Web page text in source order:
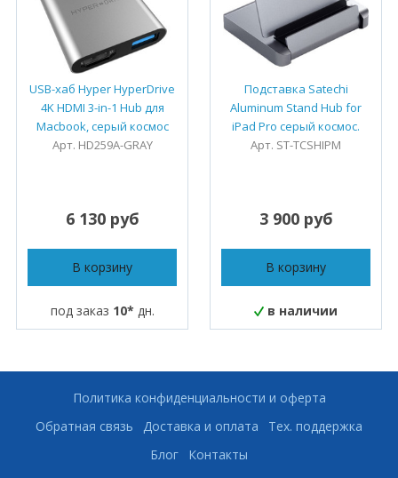
USB-хаб Hyper HyperDrive
4K HDMI 3-in-1 Hub для
Macbook, серый космос
Арт. HD259A-GRAY
6 130 руб
В корзину
под заказ 10* дн.
Подставка Satechi
Aluminum Stand Hub for
iPad Pro серый космос.
Арт. ST-TCSHIPM
3 900 руб
В корзину
в наличии
Политика конфиденциальности и оферта
Обратная связь
Доставка и оплата
Тех. поддержка
Блог
Контакты